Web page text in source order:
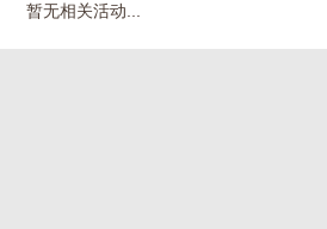
暂无相关活动...